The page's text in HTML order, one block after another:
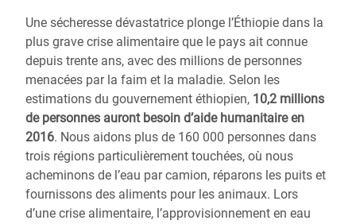
Une sécheresse dévastatrice plonge l’Éthiopie dans la
plus grave crise alimentaire que le pays ait connue
depuis trente ans, avec des millions de personnes
menacées par la faim et la maladie. Selon les
estimations du gouvernement éthiopien, 10,2 millions
de personnes auront besoin d’aide humanitaire en
2016. Nous aidons plus de 160 000 personnes dans
trois régions particulièrement touchées, où nous
acheminons de l’eau par camion, réparons les puits et
fournissons des aliments pour les animaux. Lors
d’une crise alimentaire, l’approvisionnement en eau